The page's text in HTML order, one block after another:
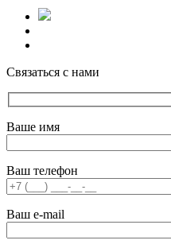
Связаться с нами
Ваше имя
Ваш телефон
Ваш e-mail